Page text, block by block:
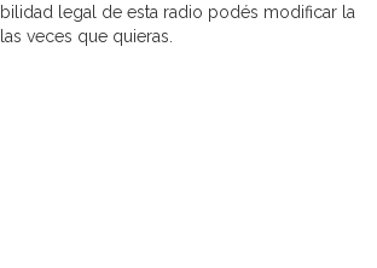
legal de esta radio podés modificar la
veces que quieras.